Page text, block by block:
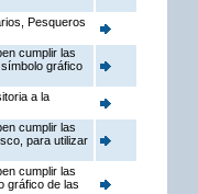
Pesqueros
cumplir las
gráfico
a la
cumplir las
para utilizar
cumplir las
gráfico de las